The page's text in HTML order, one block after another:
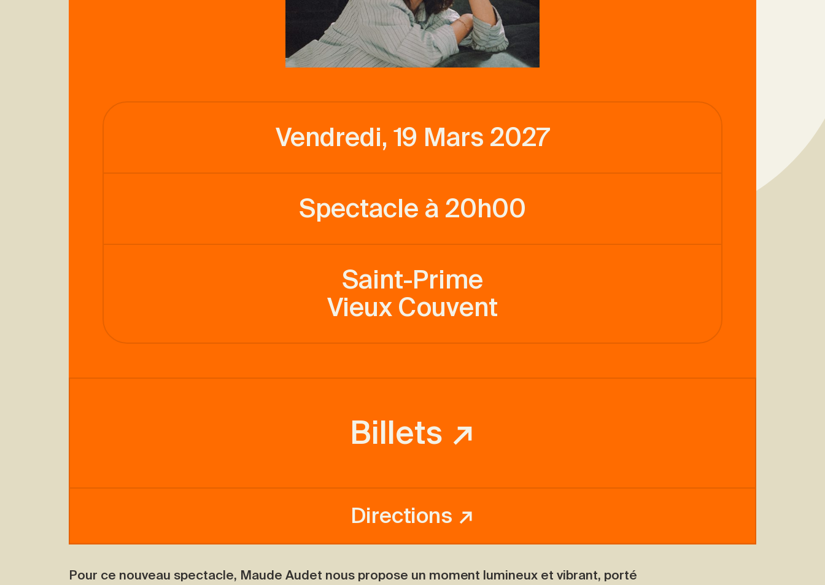
Vendredi, 19 Mars 2027
Spectacle à 20h00
Saint-Prime
Vieux Couvent
Billets ↗
Directions ↗
Pour ce nouveau spectacle, Maude Audet nous propose un moment lumineux et vibrant, porté